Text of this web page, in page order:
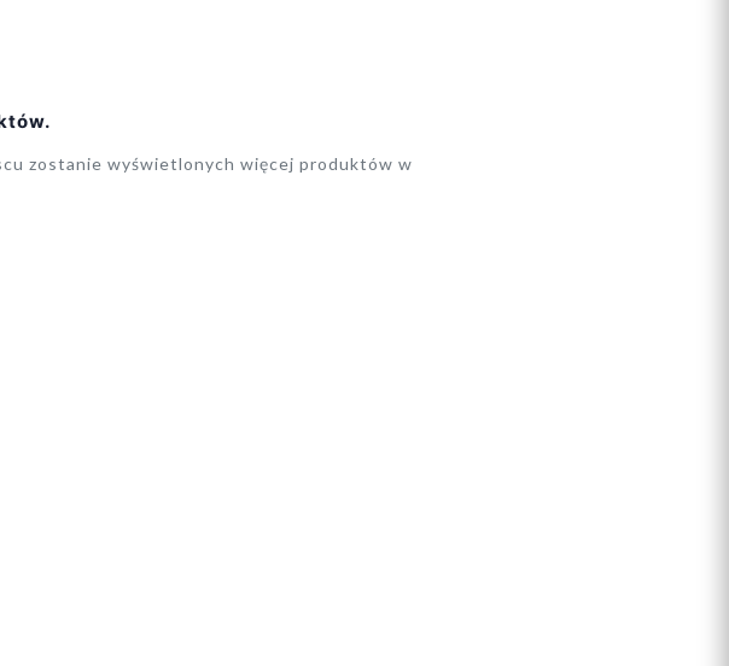
zostanie wyświetlonych więcej produktów w